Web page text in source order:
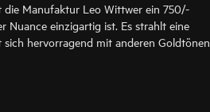
die Manufaktur Leo Wittwer ein 750/-
Nuance einzigartig ist. Es strahlt eine
sich hervorragend mit anderen Goldtönen